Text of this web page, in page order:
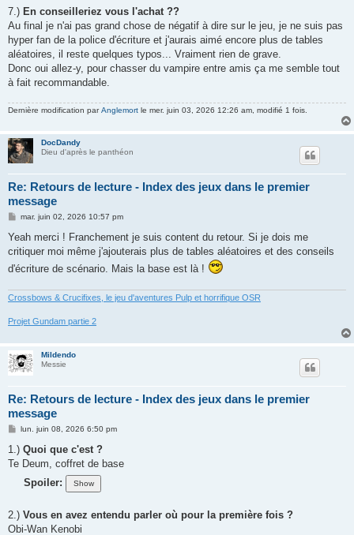
7.) En conseilleriez vous l'achat ??
Au final je n'ai pas grand chose de négatif à dire sur le jeu, je ne suis pas
hyper fan de la police d'écriture et j'aurais aimé encore plus de tables
aléatoires, il reste quelques typos... Vraiment rien de grave.
Donc oui allez-y, pour chasser du vampire entre amis ça me semble tout
à fait recommandable.
Dernière modification parAnglemort le mer. juin 03, 2026 12:26 am, modifié 1 fois.
DocDandy
Dieu d'après le panthéon
Re: Retours de lecture - Index des jeux dans le premier
message
M
s
a
g
e
mar. juin 02, 2026 10:57 pm
Yeah merci ! Franchement je suis content du retour. Si je dois me
critiquer moi même j'ajouterais plus de tables aléatoires et des conseils
d'écriture de scénario. Mais la base est là !
Crossbows & Crucifixes, le jeu d'aventures Pulp et horrifique OSR
Projet Gundam partie 2
Mildendo
Messie
Re: Retours de lecture - Index des jeux dans le premier
message
M
s
s
a
lun. juin 08, 2026 6:50 pm
1.) Quoi que c'est ?
Te Deum, coffret de base
Spoiler:
2.) Vous en avez entendu parler où pour la première fois ?
Obi-Wan Kenobi